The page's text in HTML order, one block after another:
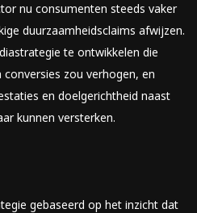
nu consumenten steeds vaker
duurzaamheidsclaims afwijzen.
te ontwikkelen die
zou verhogen, en
en doelgerichtheid naast
kunnen versterken.
gebaseerd op het inzicht dat